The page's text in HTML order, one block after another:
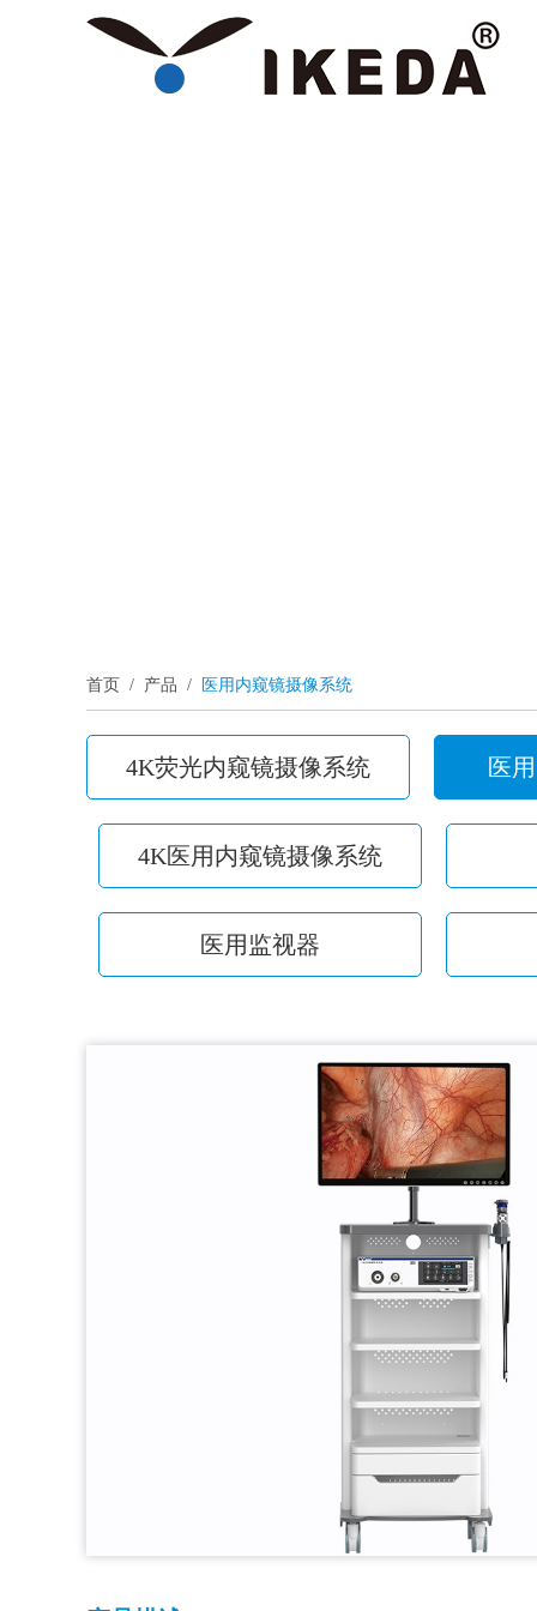
首页 / 产品 / 医用内窥镜摄像系统
4K荧光内窥镜摄像系统 医
4K医用内窥镜摄像系统
医用监视器